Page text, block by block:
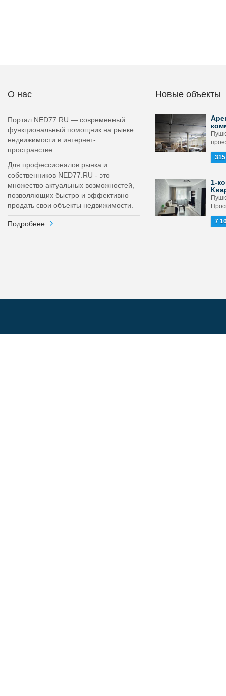
О нас
Портал NED77.RU — современный
функциональный помощник на рынке
недвижимости в интернет-
пространстве.
Для профессионалов рынка и
собственников NED77.RU - это
множество актуальных возможностей,
позволяющих быстро и эффективно
продать свои объекты недвижимости.
Подробнее
Новые объекты
1-
7